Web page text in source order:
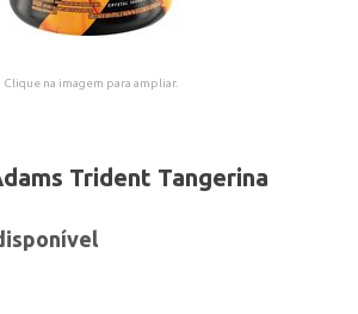
Clique na imagem para ampliar.
Trident Tangerina